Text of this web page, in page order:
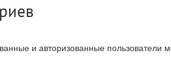
и авторизованные пользователи